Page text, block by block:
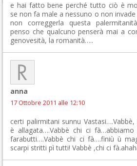
e hai fatto bene perché tutto ciò è
se non fa male a nessuno o non
non correggerla questa
penso che qualcuno penserà mai a
genovesità, la romanità…..
anna
17 Ottobre 2011 alle 12:10
certi palirmitani sunnu
è allagata….Vabbè chi ci
farabutti….Vabbè chi ci fà….finiù ù
scarpi stritti pì tutti! Vabbè ,chi ci